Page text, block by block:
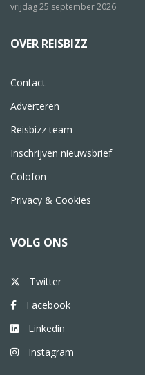
vrijdag 25 september 2026
OVER REISBIZZ
Contact
Adverteren
Reisbizz team
Inschrijven nieuwsbrief
Colofon
Privacy & Cookies
VOLG ONS
Twitter
Facebook
Linkedin
Instagram